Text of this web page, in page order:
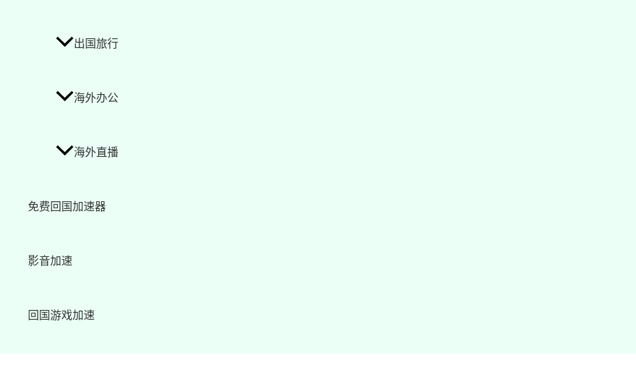
出国旅行
海外办公
海外直播
免费回国加速器
影音加速
回国游戏加速